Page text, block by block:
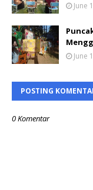
June
June
POSTING
0 Komentar